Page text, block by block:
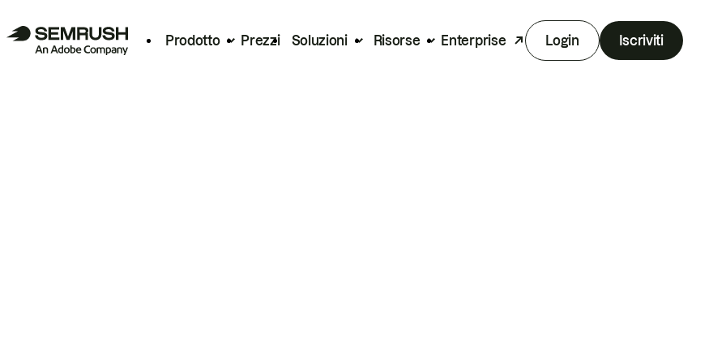
Prodotto Prezzi Soluzioni Risorse Enterprise Login Iscriviti